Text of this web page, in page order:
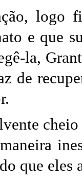
logo
e que
la,
de
que eles